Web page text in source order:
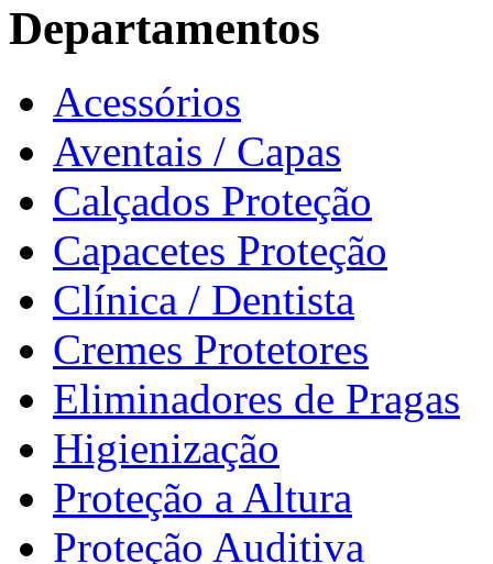
Departamentos
Acessórios
Aventais / Capas
Calçados Proteção
Capacetes Proteção
Clínica / Dentista
Cremes Protetores
Eliminadores de Pragas
Higienização
Proteção a Altura
Proteção Auditiva